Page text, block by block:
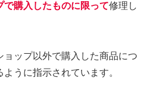
で購入したものに限って修理し
ップ以外で購入した商品につ
うに指示されています。